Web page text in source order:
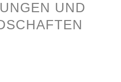
UND